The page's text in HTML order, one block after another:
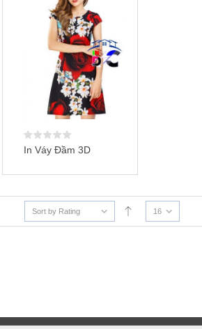
In Váy Đầm 3D
Sort by Rating 16